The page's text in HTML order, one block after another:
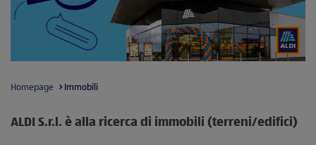
Homepage Immobili
ALDI S.r.l. è alla ricerca di immobili (terreni/edifici)